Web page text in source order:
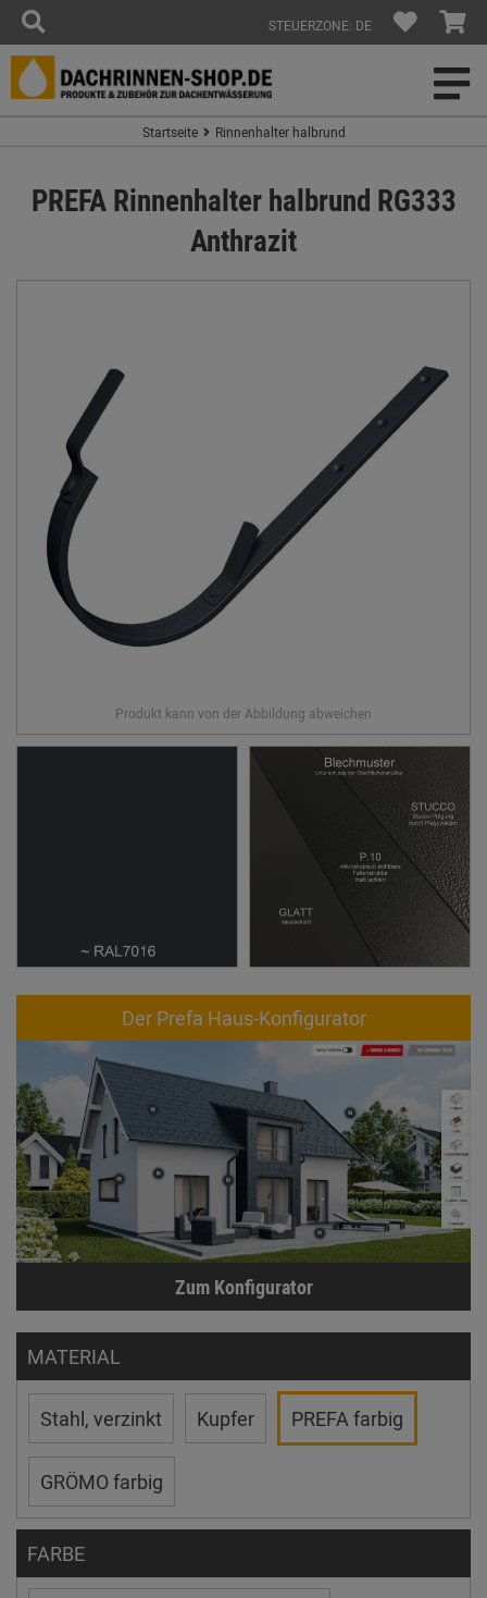
STEUERZONE: DE
Startseite Rinnenhalter halbrund
PREFA Rinnenhalter halbrund RG333
Anthrazit
Der Prefa Haus-Konfigurator
Zum Konfigurator
MATERIAL
Stahl, verzinkt Kupfer PREFA farbig
GRÖMO farbig
FARBE